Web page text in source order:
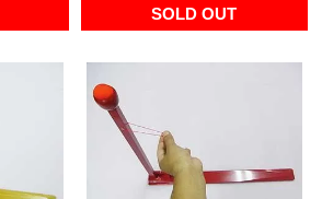
SOLD OUT